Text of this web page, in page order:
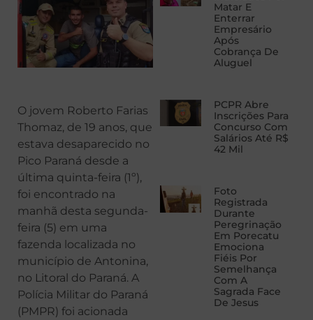
O jovem Roberto Farias
Thomaz, de 19 anos, que
estava desaparecido no
Pico Paraná desde a
última quinta-feira (1º),
foi encontrado na
manhã desta segunda-
feira (5) em uma
fazenda localizada no
município de Antonina,
no Litoral do Paraná. A
Polícia Militar do Paraná
(PMPR) foi acionada
Matar E
Enterrar
Empresário
Após
Cobrança De
Aluguel
PCPR Abre
Inscrições Para
Concurso Com
Salários Até R$
42 Mil
Foto
Registrada
Durante
Peregrinação
Em Porecatu
Emociona
Fiéis Por
Semelhança
Com A
Sagrada Face
De Jesus